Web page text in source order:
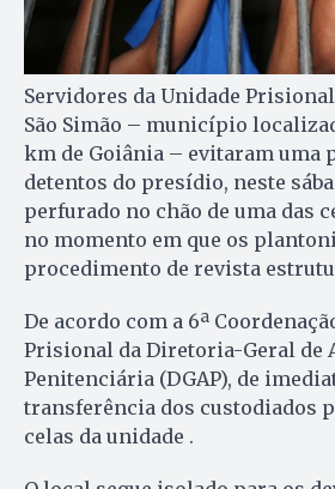
Servidores da Unidade
São Simão – município
km de Goiânia – evitaram uma
detentos do presídio, neste
perfurado no chão de uma das
no momento em que os
procedimento de revista
De acordo com a 6ª
Prisional da Diretoria-Geral de
Penitenciária (DGAP), de
transferência dos custodiados
celas da unidade .